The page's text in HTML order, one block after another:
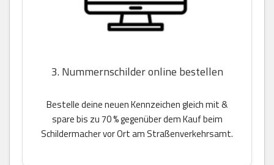
3. Nummernschilder online bestellen
Bestelle deine neuen Kennzeichen gleich mit &
spare bis zu 70 % gegenüber dem Kauf beim
Schildermacher vor Ort am Straßenverkehrsamt.